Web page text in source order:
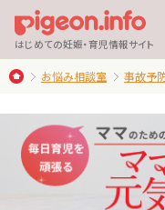
はじめての妊娠・育児情報サイト
お悩み相談室 事故予